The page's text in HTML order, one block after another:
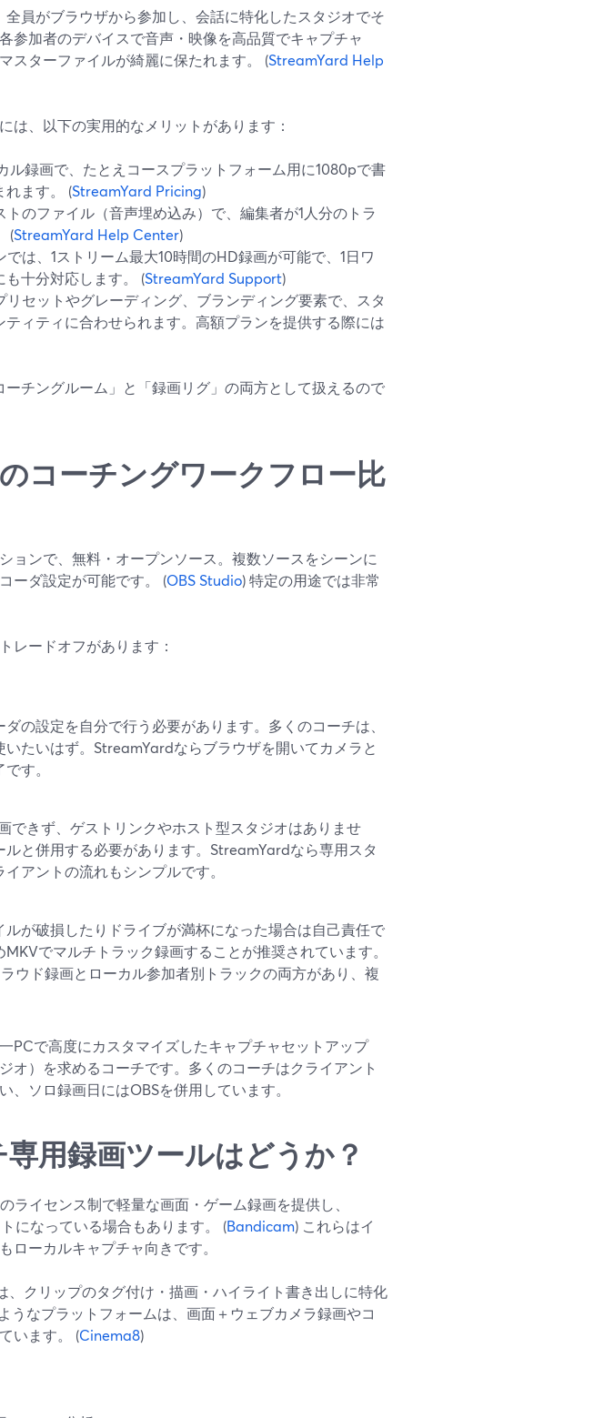
員がブラウザから参加し、会話に特化したスタジオでそ
参加者のデバイスで音声・映像を高品質でキャプチャ
スターファイルが綺麗に保たれます。 (StreamYard Help
は、以下の実用的なメリットがあります：
ル録画で、たとえコースプラットフォーム用に1080pで書
れます。 (StreamYard Pricing)
トのファイル（音声埋め込み）で、編集者が1人分のトラ
(StreamYard Help Center)
では、1ストリーム最大10時間のHD録画が可能で、1日ワ
十分対応します。 (StreamYard Support)
セットやグレーディング、ブランディング要素で、スタ
ィティに合わせられます。高額プランを提供する際には
チングルーム」と「録画リグ」の両方として扱えるので
コーチングワークフロー比
ョンで、無料・オープンソース。複数ソースをシーンに
ーダ設定が可能です。 (OBS Studio) 特定の用途では非常
レードオフがあります：
の設定を自分で行う必要があります。多くのコーチは、
たいはず。StreamYardならブラウザを開いてカメラと
す。
できず、ゲストリンクやホスト型スタジオはありませ
と併用する必要があります。StreamYardなら専用スタ
アントの流れもシンプルです。
が破損したりドライブが満杯になった場合は自己責任で
でマルチトラック録画することが推奨されています。
ウド録画とローカル参加者別トラックの両方があり、複
PCで高度にカスタマイズしたキャプチャセットアップ
オ）を求めるコーチです。多くのコーチはクライアント
ソロ録画日にはOBSを併用しています。
用録画ツールはどうか？
イセンス制で軽量な画面・ゲーム録画を提供し、
になっている場合もあります。 (Bandicam) これらはイ
ローカルキャプチャ向きです。
クリップのタグ付け・描画・ハイライト書き出しに特化
うなプラットフォームは、画面＋ウェブカメラ録画やコ
います。 (Cinema8)